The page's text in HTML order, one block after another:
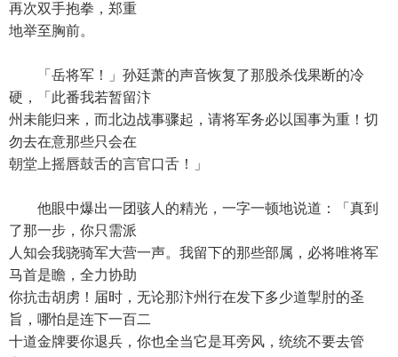
再次双手抱拳，郑重
地举至胸前。
「岳将军！」孙廷萧的声音恢复了那股杀伐果断的冷
硬，「此番我若暂留汴
州未能归来，而北边战事骤起，请将军务必以国事为重！切
勿去在意那些只会在
朝堂上摇唇鼓舌的言官口舌！」
他眼中爆出一团骇人的精光，一字一顿地说道：「真到
了那一步，你只需派
人知会我骁骑军大营一声。我留下的那些部属，必将唯将军
马首是瞻，全力协助
你抗击胡虏！届时，无论那汴州行在发下多少道掣肘的圣
旨，哪怕是连下一百二
十道金牌要你退兵，你也全当它是耳旁风，统统不要去管